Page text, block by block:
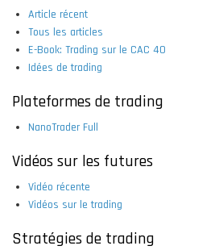
Article récent
Tous les articles
E-Book: Trading sur le CAC 40
Idées de trading
Plateformes de trading
NanoTrader Full
Vidéos sur les futures
Vidéo récente
Vidéos sur le trading
Stratégies de trading